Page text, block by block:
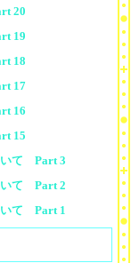
20
19
18
17
16
15
いて Part 3
いて Part 2
いて Part 1